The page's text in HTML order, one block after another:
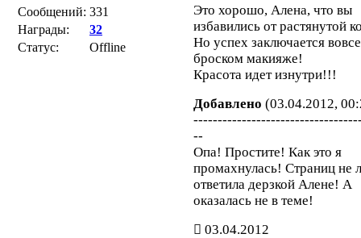
Сообщений: 331
Награды:
32
Статус:
Offline
Это хорошо, Алена, что вы
избавились от растянутой
Но успех заключается
броском макияже!
Красота идет изнутри!!!
Добавлено (03.04.2012,
--
Опа! Простите! Как это я
промахнулась! Страниц не
ответила дерзкой Алене! А
оказалась не в теме!
03.04.2012